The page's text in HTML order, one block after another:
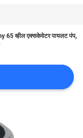
65 व्हील एक्सकेवेटर पायलट पंप,